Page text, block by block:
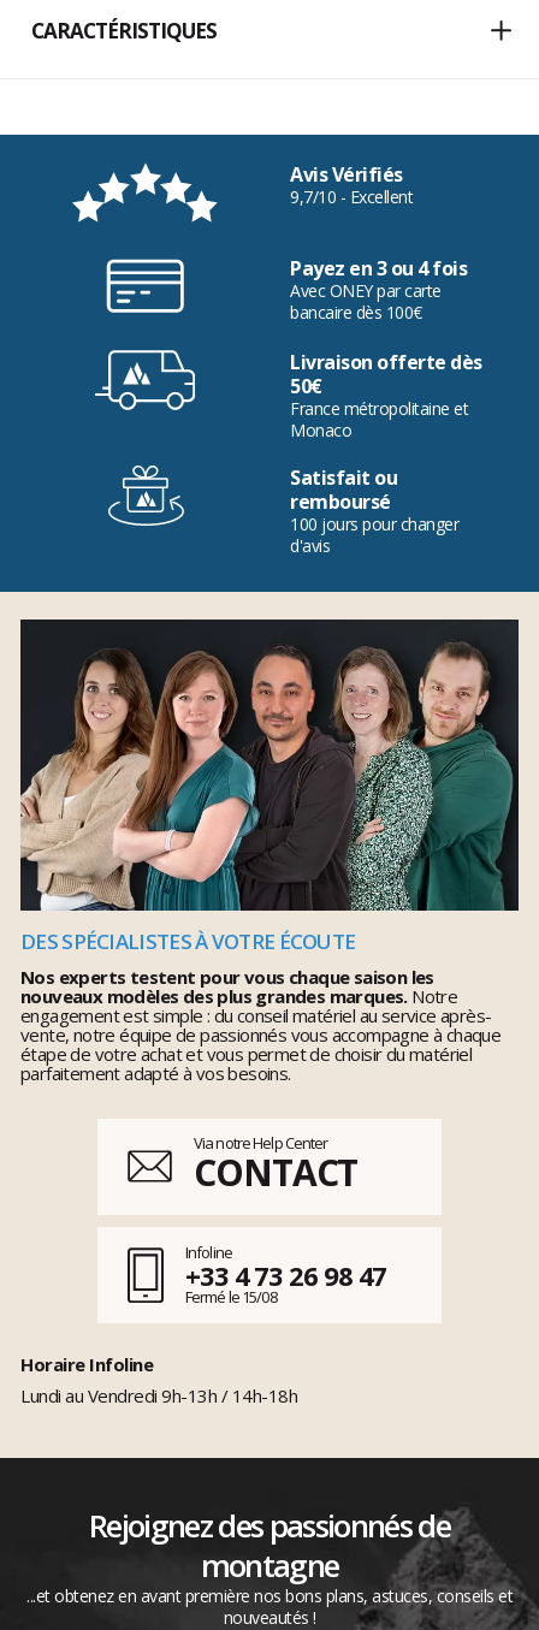
CARACTÉRISTIQUES
Avis Vérifiés
9,7/10 - Excellent
Payez en 3 ou 4 fois
Avec ONEY par carte
bancaire dès 100€
Livraison offerte dès
50€
France métropolitaine et
Monaco
Satisfait ou
remboursé
100 jours pour changer
d'avis
DES SPÉCIALISTES À VOTRE ÉCOUTE
Nos experts testent pour vous chaque saison les
nouveaux modèles des plus grandes marques.Notre
engagement est simple : du conseil matériel au service après-
vente, notre équipe de passionnés vous accompagne à chaque
étape de votre achat et vous permet de choisir du matériel
parfaitement adapté à vos besoins.
Via notre Help Center
CONTACT
Infoline
+33 4 73 26 98 47
Fermé le 15/08
Horaire Infoline
Lundi au Vendredi 9h-13h / 14h-18h
Rejoignez des passionnés de
montagne
...et obtenez en avant première nos bons plans, astuces, conseils et
nouveautés !